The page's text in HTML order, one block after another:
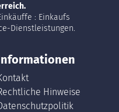
: Einkaufs
Dienstleistungen.
Hinweise